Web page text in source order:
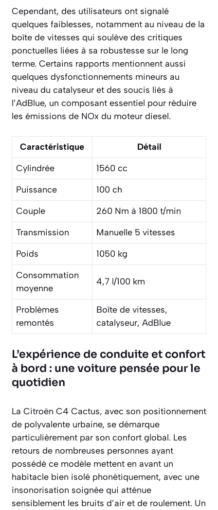
Cependant, des utilisateurs ont signalé
quelques faiblesses, notamment au niveau de la
boîte de vitesses qui soulève des critiques
ponctuelles liées à sa robustesse sur le long
terme. Certains rapports mentionnent aussi
quelques dysfonctionnements mineurs au
niveau du catalyseur et des soucis liés à
l’AdBlue, un composant essentiel pour réduire
les émissions de NOx du moteur diesel.
Caractéristique
Détail
Cylindrée
1560 cc
Puissance
100 ch
Couple
260 Nm à 1800 t/min
Transmission
Manuelle 5 vitesses
Poids
1050 kg
Consommation
moyenne
4,7 l/100 km
Problèmes
remontés
Boîte de vitesses,
catalyseur, AdBlue
L’expérience de conduite et confort
à bord : une voiture pensée pour le
quotidien
La Citroën C4 Cactus, avec son positionnement
de polyvalente urbaine, se démarque
particulièrement par son confort global. Les
retours de nombreuses personnes ayant
possédé ce modèle mettent en avant un
habitacle bien isolé phonétiquement, avec une
insonorisation soignée qui atténue
sensiblement les bruits d’air et de roulement. Un